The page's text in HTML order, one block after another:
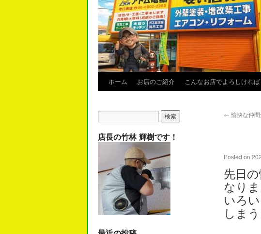
Skip
ホーム お店のご紹介 こんなお店でよろしければ
← 愉快な仲
Posted on
先日
なりま
いろ
しま
店長の竹林 輝樹です！